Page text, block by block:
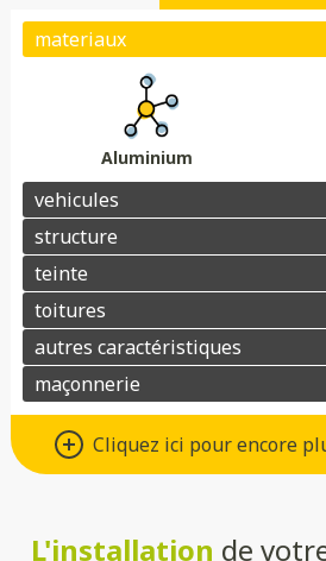
Aluminium
Plots de
Cliquez ici pour encore
Matériaux :
Si vous préférez un carport au style
L'installation de